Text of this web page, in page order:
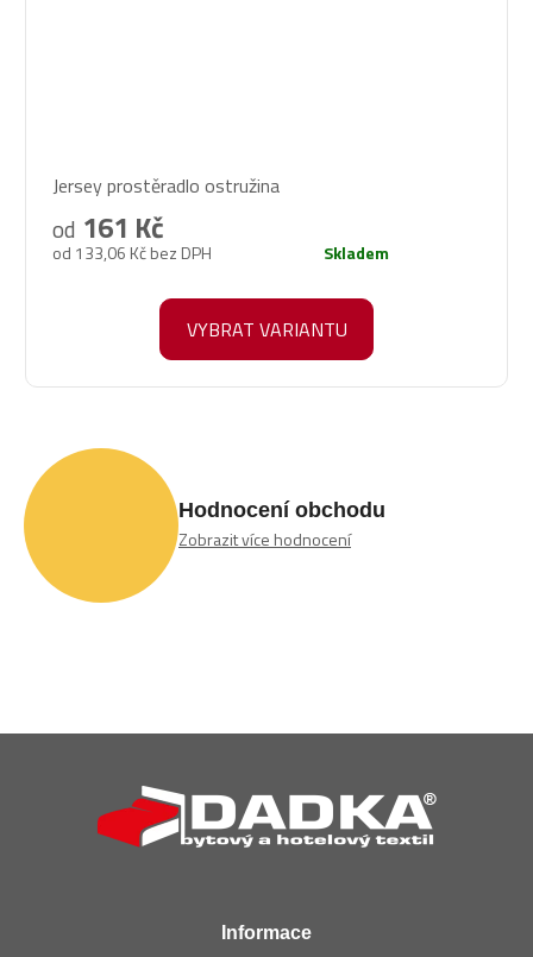
hodnocení
produktu
je
Jersey prostěradlo ostružina
od 133,06 Kč bez DPH
od 161 Kč
Skladem
VYBRAT VARIANTU
Hodnocení obchodu
Zobrazit více hodnocení
Informace